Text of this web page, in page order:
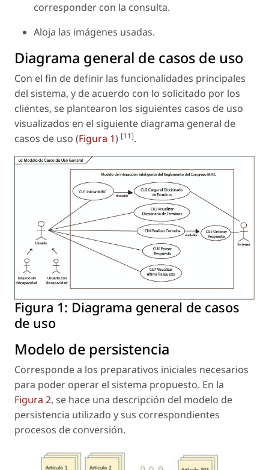
corresponder con la consulta.
Aloja las imágenes usadas.
Diagrama general de casos de uso
Con el fin de definir las funcionalidades principales
del sistema, y de acuerdo con lo solicitado por los
clientes, se plantearon los siguientes casos de uso
visualizados en el siguiente diagrama general de
casos de uso (Figura 1) [11].
Figura 1: Diagrama general de casos
de uso
Modelo de persistencia
Corresponde a los preparativos iniciales necesarios
para poder operar el sistema propuesto. En la
Figura 2, se hace una descripción del modelo de
persistencia utilizado y sus correspondientes
procesos de conversión.